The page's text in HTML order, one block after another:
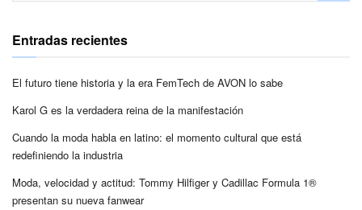
Entradas recientes
El futuro tiene historia y la era FemTech de AVON lo sabe
Karol G es la verdadera reina de la manifestación
Cuando la moda habla en latino: el momento cultural que está
redefiniendo la industria
Moda, velocidad y actitud: Tommy Hilfiger y Cadillac Formula 1®
presentan su nueva fanwear